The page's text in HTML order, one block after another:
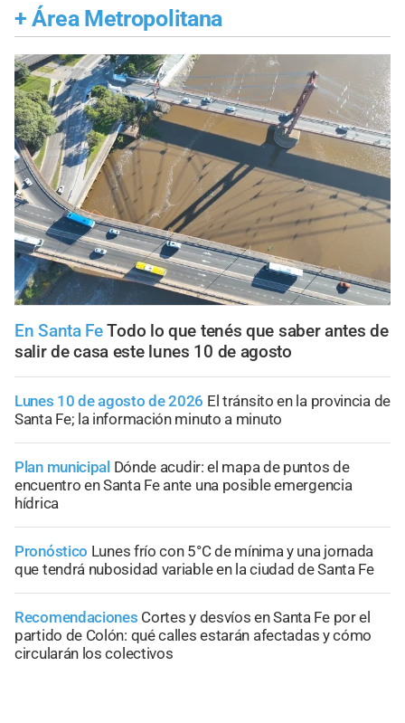
+ Área Metropolitana
En Santa FeTodo lo que tenés que saber antes de
salir de casa este lunes 10 de agosto
Lunes 10 de agosto de 2026 El tránsito en la provincia de
Santa Fe; la información minuto a minuto
Plan municipal Dónde acudir: el mapa de puntos de
encuentro en Santa Fe ante una posible emergencia
hídrica
Pronóstico Lunes frío con 5°C de mínima y una jornada
que tendrá nubosidad variable en la ciudad de Santa Fe
Recomendaciones Cortes y desvíos en Santa Fe por el
partido de Colón: qué calles estarán afectadas y cómo
circularán los colectivos